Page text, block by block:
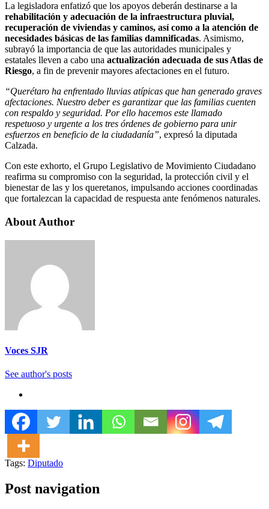
La legisladora enfatizó que los apoyos deberán destinarse a la
rehabilitación y adecuación de la infraestructura pluvial,
recuperación de viviendas y caminos, así como a la atención de
necesidades básicas de las familias damnificadas. Asimismo,
subrayó la importancia de que las autoridades municipales y
estatales lleven a cabo una actualización adecuada de sus Atlas de
Riesgo, a fin de prevenir mayores afectaciones en el futuro.
“Querétaro ha enfrentado lluvias atípicas que han generado graves
afectaciones. Nuestro deber es garantizar que las familias cuenten
con respaldo y seguridad. Por ello hacemos este llamado
respetuoso y urgente a los tres órdenes de gobierno para unir
esfuerzos en beneficio de la ciudadanía”, expresó la diputada
Calzada.
Con este exhorto, el Grupo Legislativo de Movimiento Ciudadano
reafirma su compromiso con la seguridad, la protección civil y el
bienestar de las y los queretanos, impulsando acciones coordinadas
que fortalezcan la capacidad de respuesta ante fenómenos naturales.
About Author
Voces SJR
See author's posts
Tags: Diputado
Post navigation